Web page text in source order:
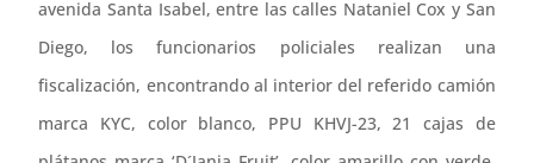
avenida Santa Isabel, entre las calles Nataniel Cox y San
Diego, los funcionarios policiales realizan una
fiscalización, encontrando al interior del referido camión
marca KYC, color blanco, PPU KHVJ-23, 21 cajas de